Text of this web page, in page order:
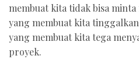
membuat kita tidak bisa
yang membuat kita
yang membuat kita tega
proyek.